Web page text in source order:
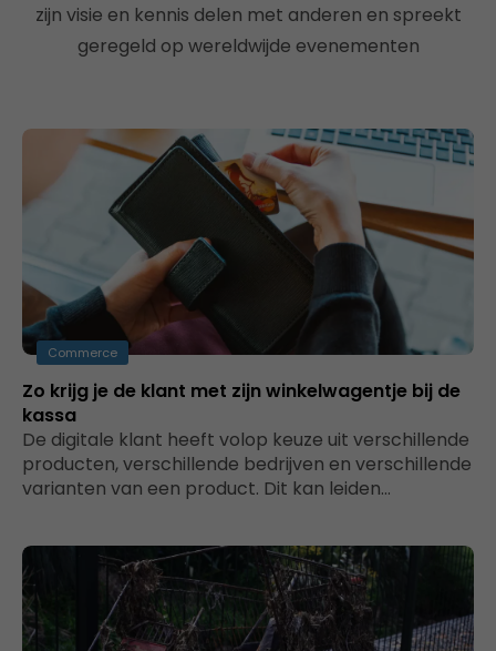
zijn visie en kennis delen met anderen en spreekt
geregeld op wereldwijde evenementen
Commerce
Zo krijg je de klant met zijn winkelwagentje bij de
kassa
De digitale klant heeft volop keuze uit verschillende
producten, verschillende bedrijven en verschillende
varianten van een product. Dit kan leiden…